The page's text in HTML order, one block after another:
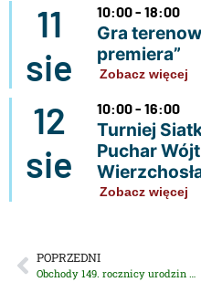
11
sie
10:00 - 18:00
Gra
premiera”
Zobacz więcej
12
sie
10:00 - 16:00
Turniej
Puchar
Zobacz więcej
POPRZEDNI
Obchody 149. rocznicy urodzin Wincentego Witosa!